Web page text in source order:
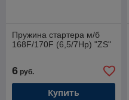
Пружина стартера м/б
168F/170F (6,5/7Hp) "ZS"
6 руб.
Купить